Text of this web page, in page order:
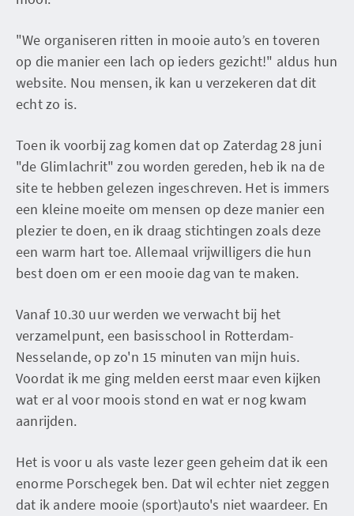
"We organiseren ritten in mooie auto’s en toveren
op die manier een lach op ieders gezicht!" aldus hun
website. Nou mensen, ik kan u verzekeren dat dit
echt zo is.
Toen ik voorbij zag komen dat op Zaterdag 28 juni
"de Glimlachrit" zou worden gereden, heb ik na de
site te hebben gelezen ingeschreven. Het is immers
een kleine moeite om mensen op deze manier een
plezier te doen, en ik draag stichtingen zoals deze
een warm hart toe. Allemaal vrijwilligers die hun
best doen om er een mooie dag van te maken.
Vanaf 10.30 uur werden we verwacht bij het
verzamelpunt, een basisschool in Rotterdam-
Nesselande, op zo'n 15 minuten van mijn huis.
Voordat ik me ging melden eerst maar even kijken
wat er al voor moois stond en wat er nog kwam
aanrijden.
Het is voor u als vaste lezer geen geheim dat ik een
enorme Porschegek ben. Dat wil echter niet zeggen
dat ik andere mooie (sport)auto's niet waardeer. En